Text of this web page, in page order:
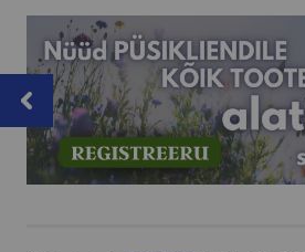
MEIST
VÕTA ÜHENDUST
HELISTA